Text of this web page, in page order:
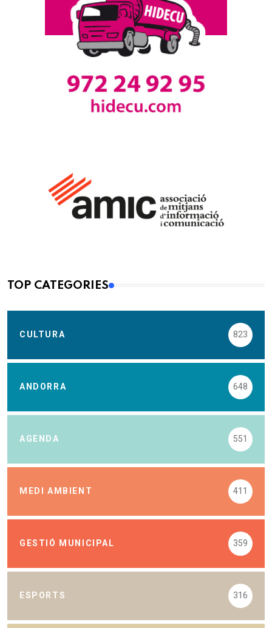
TOP CATEGORIES
CULTURA 823
ANDORRA 648
AGENDA 551
MEDI AMBIENT 411
GESTIÓ MUNICIPAL 359
ESPORTS 316